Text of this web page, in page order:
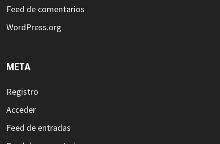
Feed de comentarios
WordPress.org
META
Registro
Acceder
Feed de entradas